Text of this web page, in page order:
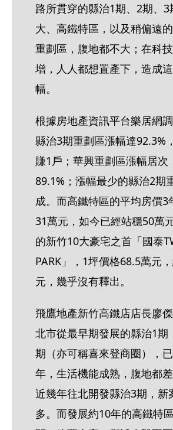
路所貫穿的縣治1期、2期、3
大、高鐵特區，以及稍偏遠
重劃區，腹地都不大；在科
增，人人都想置產下，造成
幅。
根據房地產資訊平台樂居網
縣治3期重劃區漲幅達92.3%
賺1戶；華興重劃區漲幅居次
89.1%；漲幅最少的縣治2期
成。而高鐵特區的平均房價3
31萬元，如今已經站穩50萬
的新竹10大豪宅之首「國泰
PARK」，1坪價格68.5萬元
元，幾乎沒有釋出。
飛鷹地產新竹高鐵店店長廖
北市從最早期發展的縣治1期
期（亦可稱喜來登商圈），
年，生活機能成熟，腹地都
近幾年往北開發縣治3期，新
多。而發展約10年的高鐵特